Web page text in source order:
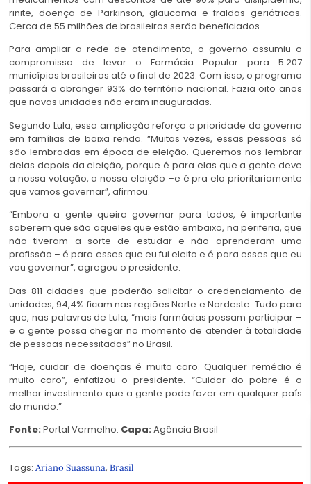
rinite, doença de Parkinson, glaucoma e fraldas geriátricas.
Cerca de 55 milhões de brasileiros serão beneficiados.
Para ampliar a rede de atendimento, o governo assumiu o
compromisso de levar o Farmácia Popular para 5.207
municípios brasileiros até o final de 2023. Com isso, o programa
passará a abranger 93% do território nacional. Fazia oito anos
que novas unidades não eram inauguradas.
Segundo Lula, essa ampliação reforça a prioridade do governo
em famílias de baixa renda. “Muitas vezes, essas pessoas só
são lembradas em época de eleição. Queremos nos lembrar
delas depois da eleição, porque é para elas que a gente deve
a nossa votação, a nossa eleição –e é pra ela prioritariamente
que vamos governar”, afirmou.
“Embora a gente queira governar para todos, é importante
saberem que são aqueles que estão embaixo, na periferia, que
não tiveram a sorte de estudar e não aprenderam uma
profissão – é para esses que eu fui eleito e é para esses que eu
vou governar”, agregou o presidente.
Das 811 cidades que poderão solicitar o credenciamento de
unidades, 94,4% ficam nas regiões Norte e Nordeste. Tudo para
que, nas palavras de Lula, “mais farmácias possam participar –
e a gente possa chegar no momento de atender à totalidade
de pessoas necessitadas” no Brasil.
“Hoje, cuidar de doenças é muito caro. Qualquer remédio é
muito caro”, enfatizou o presidente. “Cuidar do pobre é o
melhor investimento que a gente pode fazer em qualquer país
do mundo.”
Fonte: Portal Vermelho. Capa: Agência Brasil
Tags: Ariano Suassuna, Brasil